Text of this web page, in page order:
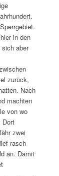
in den
aber
zurück,
Nach
machten
von wo
Dort
zwei
rasch
an. Damit